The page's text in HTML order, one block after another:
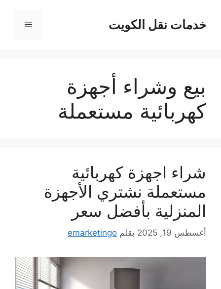
المحتوىخدمات نقل الكويت القائمة
بيع وشراء أجهزة
كهربائية مستعملة
شراء اجهزة كهربائية
مستعملة نشتري الأجهزة
المنزلية بأفضل سعر
أغسطس 19, 2025 بقلم emarketingo